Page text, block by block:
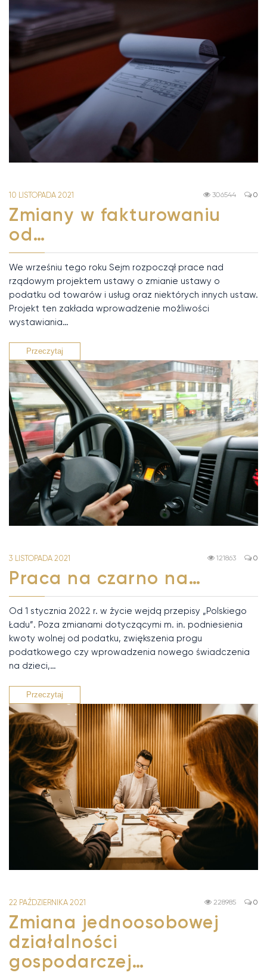
10 LISTOPADA 2021 0
306544
Zmiany w fakturowaniu
od…
We wrześniu tego roku Sejm rozpoczął prace nad
rządowym projektem ustawy o zmianie ustawy o
podatku od towarów i usług oraz niektórych innych ustaw.
Projekt ten zakłada wprowadzenie możliwości
wystawiania…
Przeczytaj
3 LISTOPADA 2021 0
121863
Praca na czarno na…
Od 1 stycznia 2022 r. w życie wejdą przepisy „Polskiego
Ładu”. Poza zmianami dotyczącymi m. in. podniesienia
kwoty wolnej od podatku, zwiększenia progu
podatkowego czy wprowadzenia nowego świadczenia
na dzieci,…
Przeczytaj
22 PAŹDZIERNIKA 2021 0
228985
Zmiana jednoosobowej
działalności
gospodarczej…